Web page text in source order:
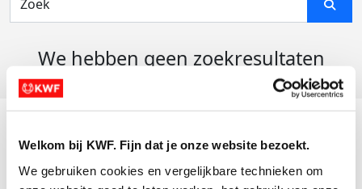
Welkom bij KWF. Fijn dat je onze website bezoekt.
We gebruiken cookies en vergelijkbare technieken om
We hebben geen zoekresultaten
Actiematerialen
Evenementen